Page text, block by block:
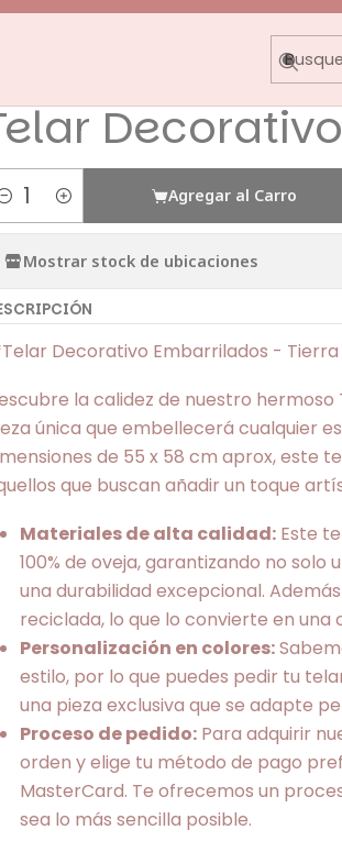
Agregar al Carro
Mostrar stock de ubicaciones
Decorativo Embarrilados -
la calidez de nuestro
única que embellecerá cualquier
de 55 x 58 cm aprox, este
que buscan añadir un toque
Materiales de alta calidad: Este
100% de oveja, garantizando no
una durabilidad excepcional.
reciclada, lo que lo convierte en
Personalización en colores:
estilo, por lo que puedes pedir tu
una pieza exclusiva que se adapte
Proceso de pedido: Para adquirir
orden y elige tu método de pago
MasterCard. Te ofrecemos un
sea lo más sencilla posible.